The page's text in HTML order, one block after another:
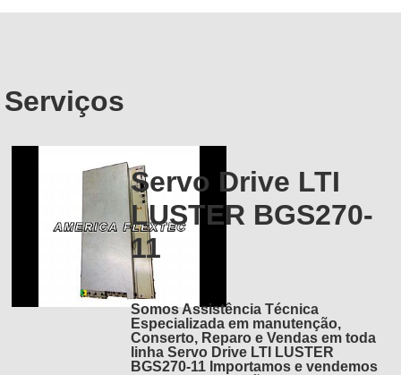
Serviços
Servo Drive LTI
LUSTER BGS270-
11
Somos Assistência Técnica
Especializada em manutenção,
Conserto, Reparo e Vendas em toda
linha Servo Drive LTI LUSTER
BGS270-11 Importamos e vendemos